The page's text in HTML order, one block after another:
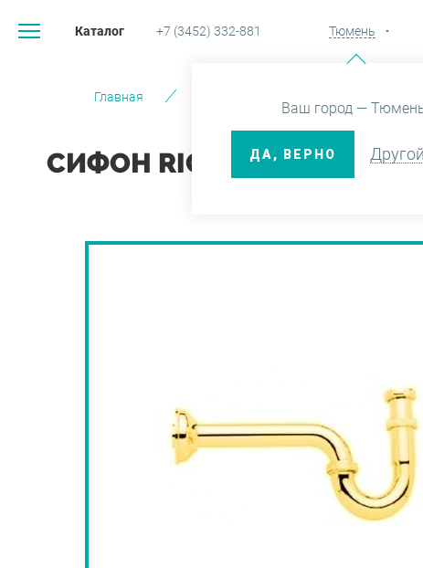
Каталог +7 (3452) 332-881 Тюмень
Ваш город —
ДА, ВЕРНО
Главная Системы
СИФОН RICAMBI ДЛЯ